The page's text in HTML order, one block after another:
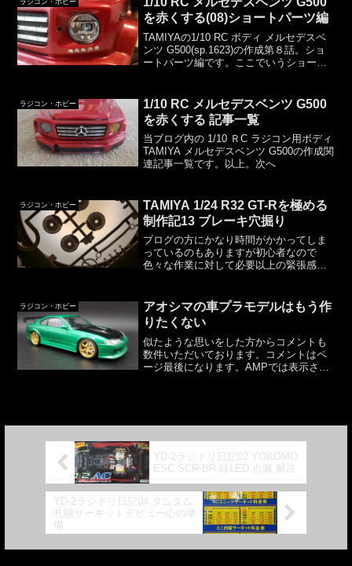
ど、（加工が必要になるこ...
ラジコン・ホビー
を赤くする(08)ショートパーツ編
TAMIYAの1/10 RC ボディ メルセデスベ
ンツ G500(sp.1623)の作成第８話。ショ
ートパーツ編です。ここでいうショート
G500には以下のショートパーツが...
ラジコン・ホビー
1/10 RC メルセデスベンツ G500
を赤くする 記事一覧
当ブログ内の 1/10 ＲC ラジコン用ボディ
TAMIYA メルセデスベンツ G500の作成関
連記事一覧です。以上。次へ
ラジコン・ホビー
TAMIYA 1/24 R32 GT-Rを極める
制作記13 ブレーキ穴掘り
ブログの方にかなり時間がかかってしま
っているのもありますが初心者なので
色々な作業に対して必要以上の緊張感が
デルの工程、多すぎじゃね？匠かよ。愚
痴はこれくらいにして。ボデ...
ラジコン・ホビー
アオシマの車プラモデルはもう作
りたくない
似たような思いをした方からコメントも
数件いただいております。コメントはペ
ージ最後になります。AMPでは表示され
YD-2ラジドリ日記02 YOKOMO
ESC SCR-BR 緑LED 点滅 解決
YD-2ラジドリ日記04 タムタム
札幌サーキットデビュー心の準
備